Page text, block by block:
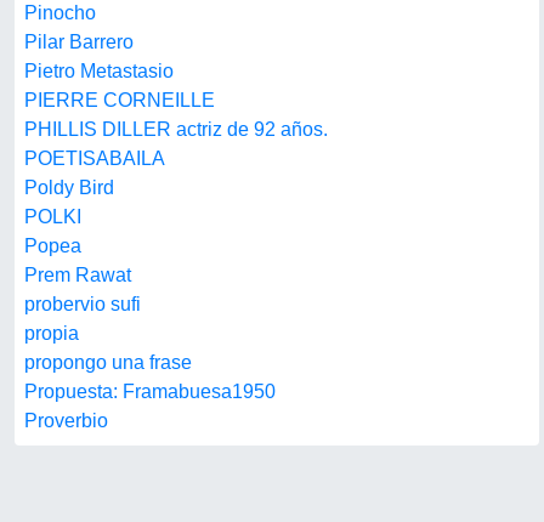
Pinocho
Pilar Barrero
Pietro Metastasio
PIERRE CORNEILLE
PHILLIS DILLER actriz de 92 años.
POETISABAILA
Poldy Bird
POLKI
Popea
Prem Rawat
probervio sufi
propia
propongo una frase
Propuesta: Framabuesa1950
Proverbio